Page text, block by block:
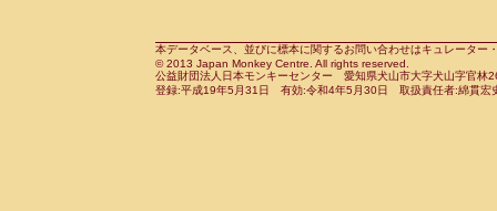
CercopithecidaePapio anubis(0)
CercopithecidaePapio cynocephalus
CercopithecidaePapio hamadryas(0)
CebidaeSaguinus leucopus(0)
CebidaeSaguinus midas(0)
Cebidae Saguinus mystax(0)
本データベース、並びに標本に関するお問い合わせはキュレータ
© 2013 Japan Monkey Centre. All rights reserved.
公益財団法人日本モンキーセンター 愛知県犬山市大字犬山字官
登録:平成19年5月31日 有効:令和4年5月30日 取扱責任者:綿貫宏